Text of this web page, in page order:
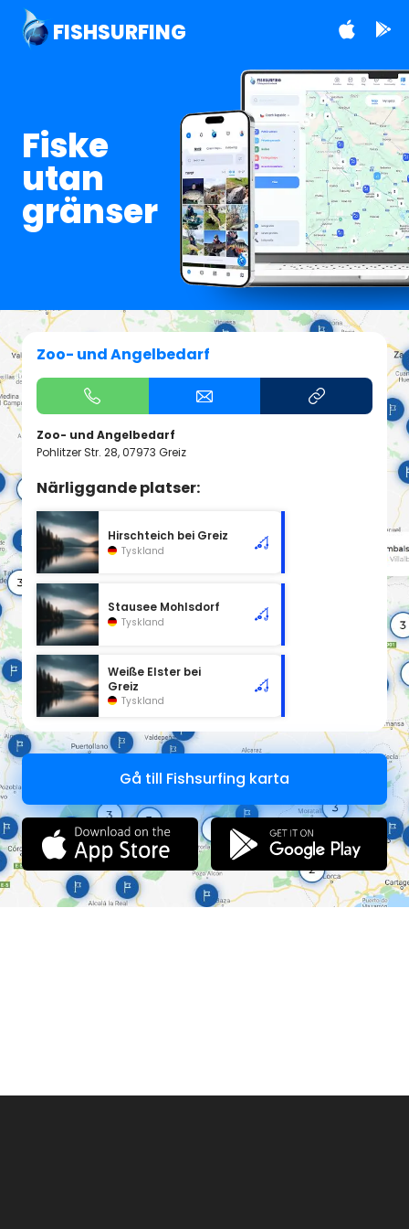
FISHSURFING
Fiske
utan
gränser
Zoo- und Angelbedarf
Zoo- und Angelbedarf
Pohlitzer Str. 28, 07973 Greiz
Närliggande platser:
Hirschteich bei Greiz
Tyskland
Stausee Mohlsdorf
Tyskland
Weiße Elster bei
Greiz
Tyskland
Gå till Fishsurfing karta